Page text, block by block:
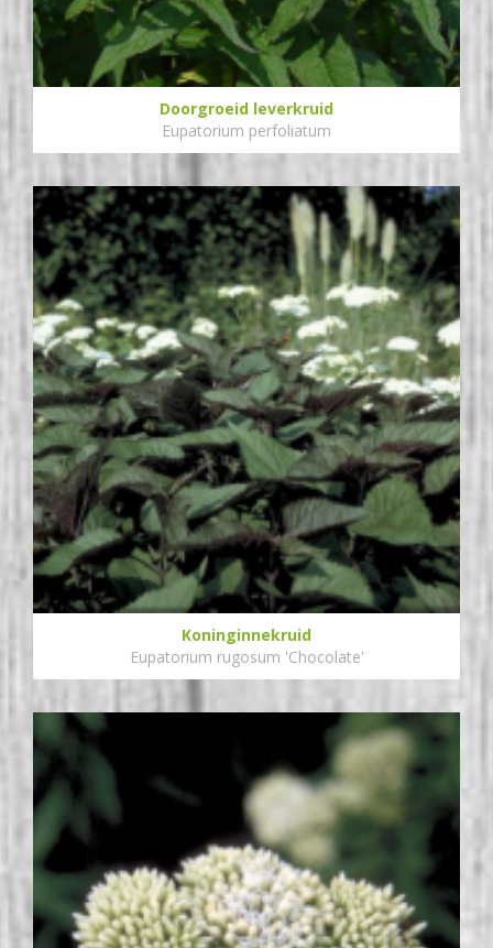
Doorgroeid leverkruid
Eupatorium perfoliatum
Koninginnekruid
Eupatorium rugosum 'Chocolate'